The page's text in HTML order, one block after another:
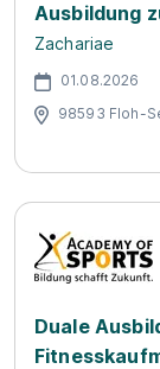
Ausbildung
Zachariae
01.08.2026
98593 Floh-
Duale